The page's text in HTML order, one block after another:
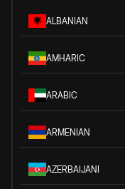
ALBANIAN
AMHARIC
ARABIC
ARMENIAN
AZERBAIJANI